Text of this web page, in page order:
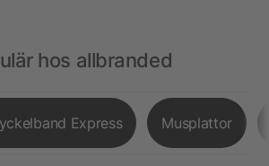
hos allbranded
Express Musplattor